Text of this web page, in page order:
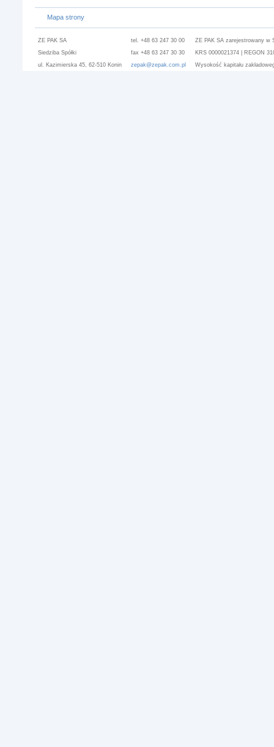
Mapa strony
ZE PAK SA
Siedziba Spółki
ul. Kazimierska 45, 62-510 Konin
tel. +48 63 247 30 00
fax +48 63 247 30 30
zepak@zepak.com.pl
ZE PAK SA zarejestrowany w
KRS 0000021374 | REGON
Wysokość kapitału